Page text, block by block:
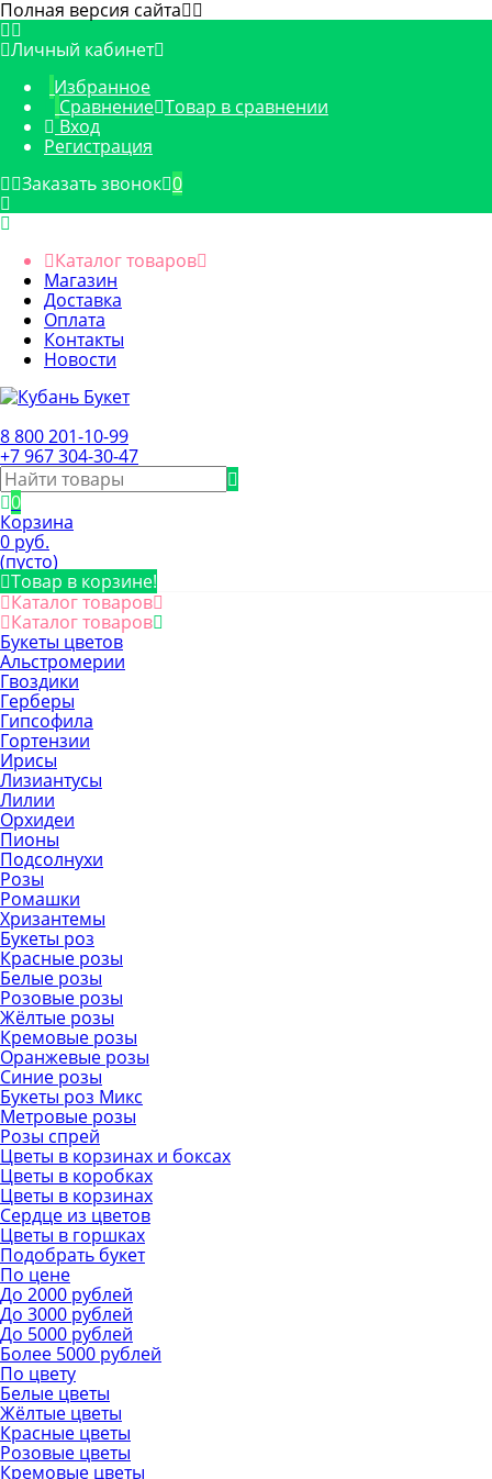
Полная версия сайта
Личный кабинет
Избранное
Сравнение Товар в сравнении
Вход
Регистрация
Заказать звонок 0
Каталог товаров
Магазин
Доставка
Оплата
Контакты
Новости
8 800 201-10-99
+7 967 304-30-47
0
Корзина
0 руб.
(пусто)
Товар в корзине!
Каталог товаров
Каталог товаров
Букеты цветов
Альстромерии
Гвоздики
Герберы
Гипсофила
Гортензии
Ирисы
Лизиантусы
Лилии
Орхидеи
Пионы
Подсолнухи
Розы
Ромашки
Хризантемы
Букеты роз
Красные розы
Белые розы
Розовые розы
Жёлтые розы
Кремовые розы
Оранжевые розы
Синие розы
Букеты роз Микс
Метровые розы
Розы спрей
Цветы в корзинах и боксах
Цветы в коробках
Цветы в корзинах
Сердце из цветов
Цветы в горшках
Подобрать букет
По цене
До 2000 рублей
До 3000 рублей
До 5000 рублей
Более 5000 рублей
По цвету
Белые цветы
Жёлтые цветы
Красные цветы
Розовые цветы
Кремовые цветы